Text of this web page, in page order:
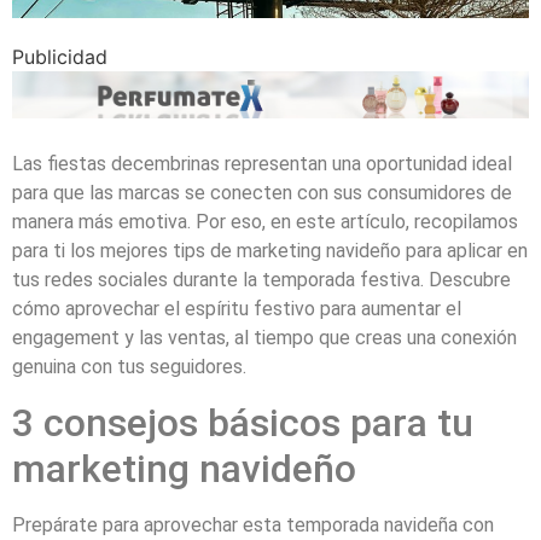
Publicidad
Las fiestas decembrinas representan una oportunidad ideal
para que las marcas se conecten con sus consumidores de
manera más emotiva. Por eso, en este artículo, recopilamos
para ti los mejores tips de marketing navideño para aplicar en
tus redes sociales durante la temporada festiva. Descubre
cómo aprovechar el espíritu festivo para aumentar el
engagement y las ventas, al tiempo que creas una conexión
genuina con tus seguidores.
3 consejos básicos para tu
marketing navideño
Prepárate para aprovechar esta temporada navideña con